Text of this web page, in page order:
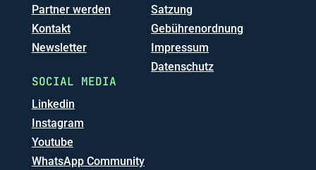
Partner werden
Kontakt
Newsletter
Satzung
Gebührenordnung
Impressum
Datenschutz
SOCIAL MEDIA
Linkedin
Instagram
Youtube
WhatsApp Community